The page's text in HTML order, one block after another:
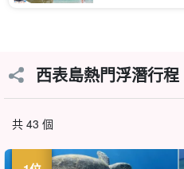
西表島熱門浮潛行程
共 43 個